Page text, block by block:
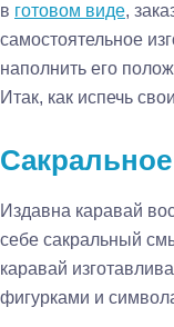
в готовом виде,
самостоятельное
наполнить его
Итак, как испечь
Издавна каравай
себе сакральный
каравай
фигурками и